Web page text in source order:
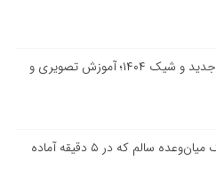
۱۰ مدل دسر یلدایی جدید و شیک ۱۴۰۴؛ آموزش تصویری و
دسر ماست و انار؛ یک میان‌وعده سالم که در ۵ دقیقه آماده